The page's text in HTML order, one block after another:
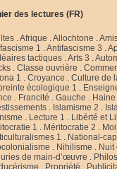
des lectures (FR)
.Afrique .Allochtone .
1 .Antifascisme 3 .
tactiques .Arts 3 .
.Classe ouvrière .
1 .Croyance .Culture de
écologique 1 .
. Francité .Gauche .
. Islamisme 2 .
. Lecture 1 . Libérté et
1 . Méritocratie 2 .
1 . National-
. Nihilisme . Nuit
de main-d’œuvre .
. Propriété .